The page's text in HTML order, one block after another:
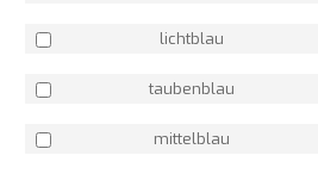
lichtblau
taubenblau
mittelblau